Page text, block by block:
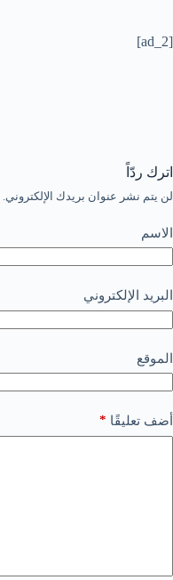
[ad_2]
اترك ردّاً
لن يتم نشر عنوان بريدك الإلكتروني.
الاسم
البريد الإلكتروني
الموقع
أضف تعليقًا *